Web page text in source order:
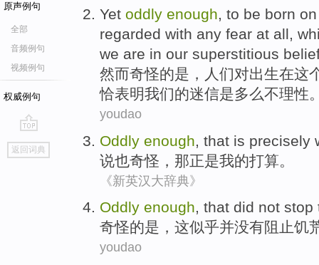
原声例句
全部
音频例句
视频例句
权威例句
go
top
返回词典
Yet oddly enough, to be born on
regarded with any fear at all,
we are in our superstitious
然而奇怪的是 ，人们对出生在这
恰表明我们的迷信是多么不理性
youdao
Oddly enough that is precisely
说也奇怪， 那正是我的打算。
《新英汉大辞典》
Oddly enough, that did not stop
奇怪的是， 这似乎并没有阻止饥
youdao